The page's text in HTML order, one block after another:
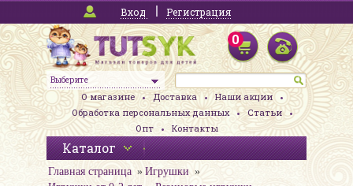
Вход Регистрация
Выберите
0
О магазине Доставка
Наши акции
Обработка персональных данных
Статьи
Опт
Контакты
Каталог
Главная страница
Игрушки